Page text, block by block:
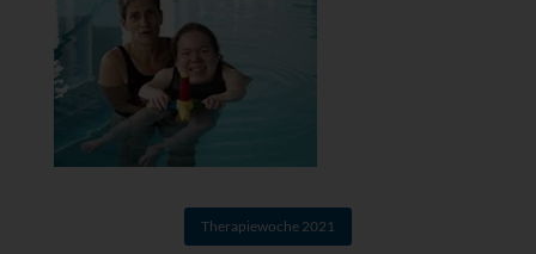
Therapiewoche 2021